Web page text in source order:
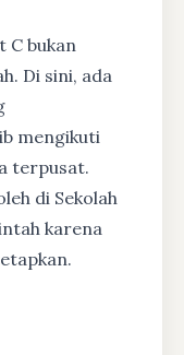
C bukan
Di sini, ada
mengikuti
terpusat.
di Sekolah
karena